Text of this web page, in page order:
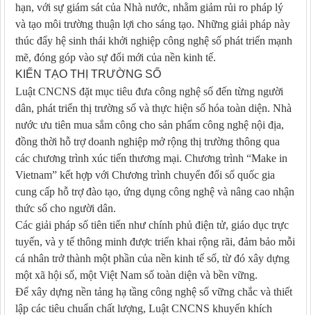
hạn, với sự giám sát của Nhà nước, nhằm giảm rủi ro pháp lý
và tạo môi trường thuận lợi cho sáng tạo. Những giải pháp này
thúc đẩy hệ sinh thái khởi nghiệp công nghệ số phát triển mạnh
mẽ, đóng góp vào sự đổi mới của nền kinh tế.
KIẾN TẠO THỊ TRƯỜNG SỐ
Luật CNCNS đặt mục tiêu đưa công nghệ số đến từng người
dân, phát triển thị trường số và thực hiện số hóa toàn diện. Nhà
nước ưu tiên mua sắm công cho sản phẩm công nghệ nội địa,
đồng thời hỗ trợ doanh nghiệp mở rộng thị trường thông qua
các chương trình xúc tiến thương mại. Chương trình “Make in
Vietnam” kết hợp với Chương trình chuyển đổi số quốc gia
cung cấp hỗ trợ đào tạo, ứng dụng công nghệ và nâng cao nhận
thức số cho người dân.
Các giải pháp số tiên tiến như chính phủ điện tử, giáo dục trực
tuyến, và y tế thông minh được triển khai rộng rãi, đảm bảo mỗi
cá nhân trở thành một phần của nền kinh tế số, từ đó xây dựng
một xã hội số, một Việt Nam số toàn diện và bền vững.
Để xây dựng nền tảng hạ tầng công nghệ số vững chắc và thiết
lập các tiêu chuẩn chất lượng, Luật CNCNS khuyến khích